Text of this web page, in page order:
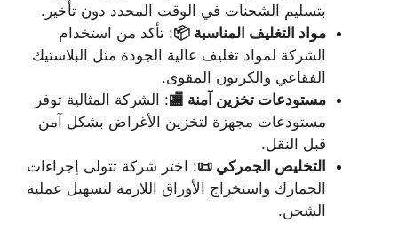
بتسليم الشحنات في الوقت المحدد دون تأخير.
مواد التغليف المناسبة 📦: تأكد من استخدام
الشركة لمواد تغليف عالية الجودة مثل البلاستيك
الفقاعي والكرتون المقوى.
مستودعات تخزين آمنة 🏬: الشركة المثالية توفر
مستودعات مجهزة لتخزين الأغراض بشكل آمن
قبل النقل.
التخليص الجمركي 📜: اختر شركة تتولى إجراءات
الجمارك واستخراج الأوراق اللازمة لتسهيل عملية
الشحن.